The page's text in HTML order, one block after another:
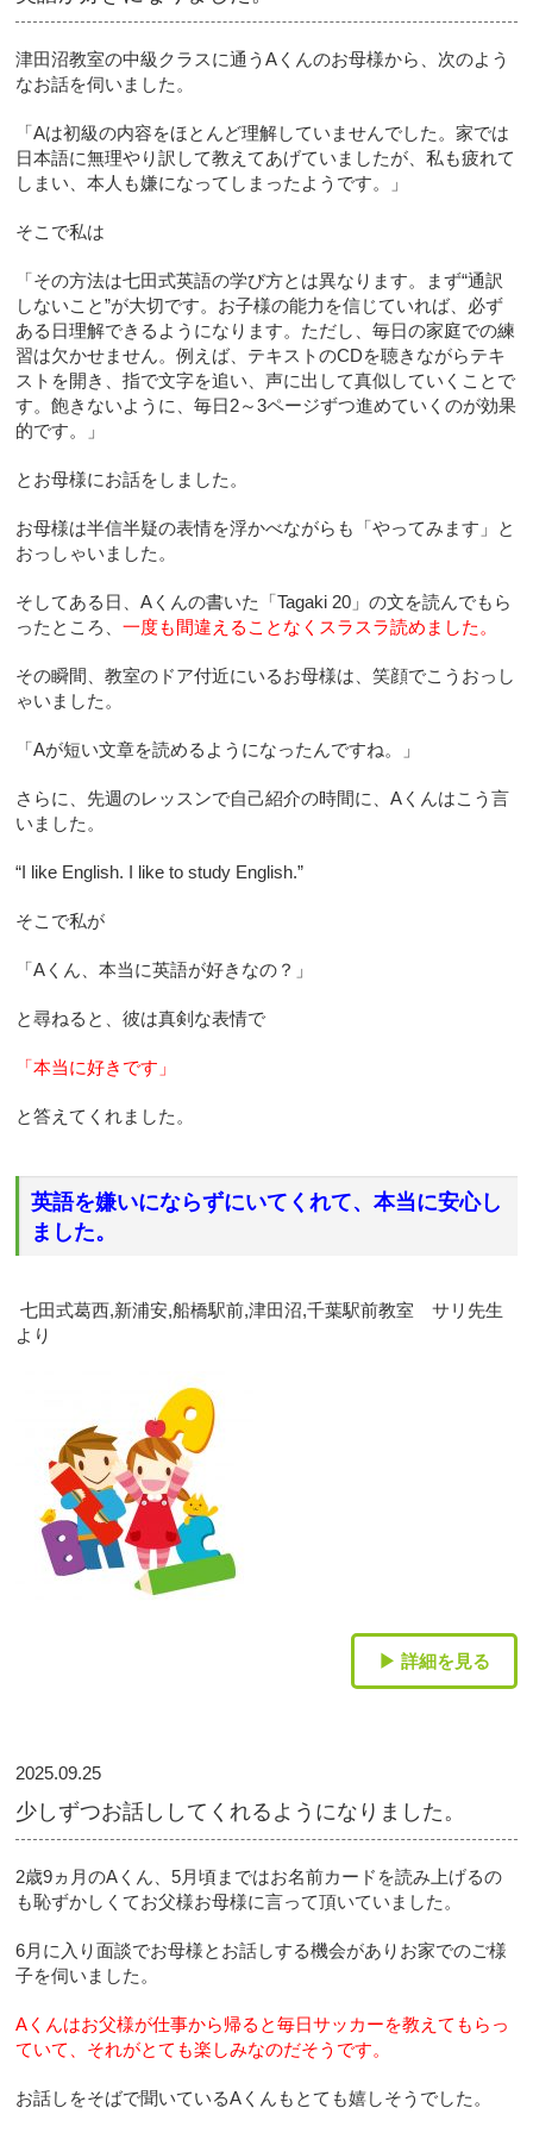
津田沼教室の中級クラスに通うAくんのお母様から、次のよう
なお話を伺いました。
「Aは初級の内容をほとんど理解していませんでした。家では
日本語に無理やり訳して教えてあげていましたが、私も疲れて
しまい、本人も嫌になってしまったようです。」
そこで私は
「その方法は七田式英語の学び方とは異なります。まず“通訳
しないこと”が大切です。お子様の能力を信じていれば、必ず
ある日理解できるようになります。ただし、毎日の家庭での練
習は欠かせません。例えば、テキストのCDを聴きながらテキ
ストを開き、指で文字を追い、声に出して真似していくことで
す。飽きないように、毎日2～3ページずつ進めていくのが効果
的です。」
とお母様にお話をしました。
お母様は半信半疑の表情を浮かべながらも「やってみます」と
おっしゃいました。
そしてある日、Aくんの書いた「Tagaki 20」の文を読んでもら
ったところ、一度も間違えることなくスラスラ読めました。
その瞬間、教室のドア付近にいるお母様は、笑顔でこうおっし
ゃいました。
「Aが短い文章を読めるようになったんですね。」
さらに、先週のレッスンで自己紹介の時間に、Aくんはこう言
いました。
“I like English. I like to study English.”
そこで私が
「Aくん、本当に英語が好きなの？」
と尋ねると、彼は真剣な表情で
「本当に好きです」
と答えてくれました。
英語を嫌いにならずにいてくれて、本当に安心し
ました。
七田式葛西,新浦安,船橋駅前,津田沼,千葉駅前教室 サリ先生
より
▶ 詳細を見る
2025.09.25
少しずつお話ししてくれるようになりました。
2歳9ヵ月のAくん、5月頃まではお名前カードを読み上げるの
も恥ずかしくてお父様お母様に言って頂いていました。
6月に入り面談でお母様とお話しする機会がありお家でのご様
子を伺いました。
Aくんはお父様が仕事から帰ると毎日サッカーを教えてもらっ
ていて、それがとても楽しみなのだそうです。
お話しをそばで聞いているAくんもとても嬉しそうでした。